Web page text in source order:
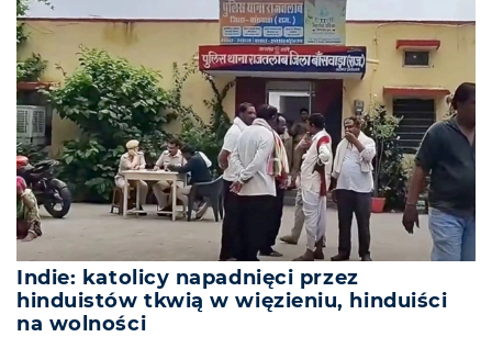
Indie: katolicy napadnięci przez
hinduistów tkwią w więzieniu, hinduiści
na wolności